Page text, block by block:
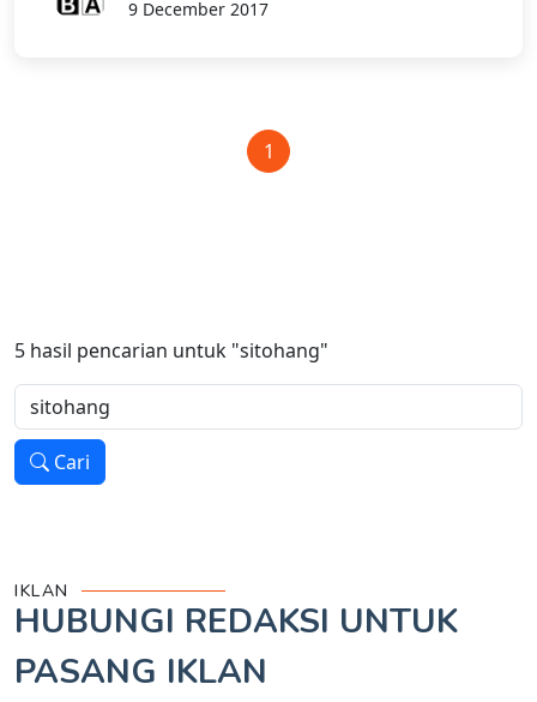
9 December 2017
1
5 hasil pencarian untuk "sitohang"
Cari
IKLAN
HUBUNGI REDAKSI UNTUK
PASANG IKLAN